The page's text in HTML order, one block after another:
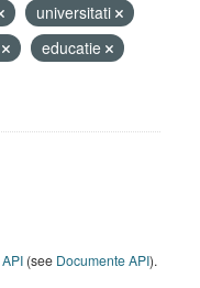
universitati
educatie
API (see Documente API).